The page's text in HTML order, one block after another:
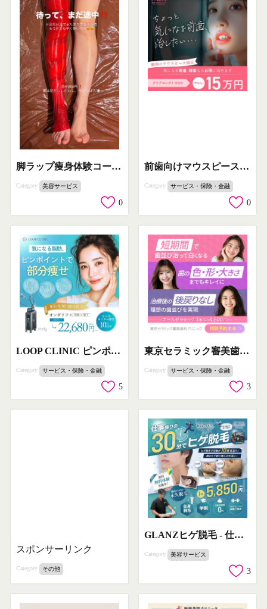
脚ラップ痩身体験コース（足のむくみ・セルライト改善施術）
Category 美容サービス
0
前歯向けマウスピース矯正（湘南美容クリニック）
Category サービス・保険・金融
0
LOOP CLINIC ピンポイント部分痩せオンダリフト
Category サービス・保険・金融
5
東京セラミック審美歯科の短期で美しい歯を実現する治療
Category サービス・保険・金融
3
スポンサーリンク
Category その他
GLANZヒゲ脱毛 - 仕事帰りの30分で手軽にヒゲ脱毛を実現
Category 美容サービス
3